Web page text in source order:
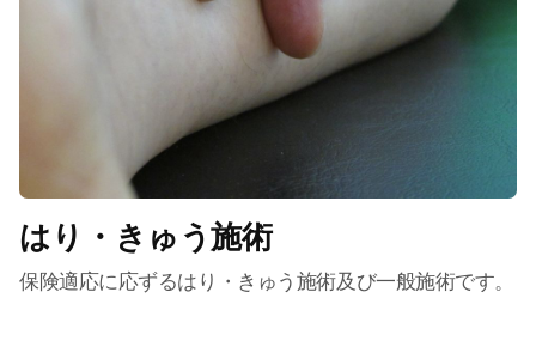
はり・きゅう施術
保険適応に応ずるはり・きゅう施術及び一般施術です。